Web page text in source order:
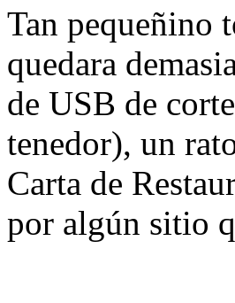
Tan pequeñino
quedara
de USB de
tenedor), un
Carta de
por algún sitio